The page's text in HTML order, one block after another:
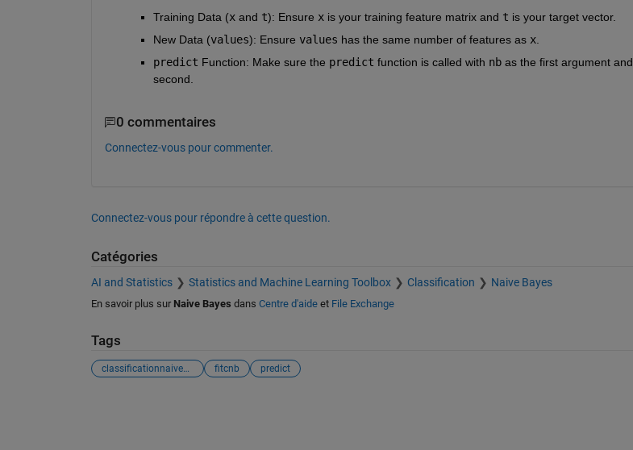
Training Data (x and t): Ensure x is your training feature matrix and t is your target vector.
New Data (values): Ensure values has the same number of features as x.
predict Function: Make sure the predict function is called with nb as the first argument and
second.
0 commentaires
Connectez-vous pour commenter.
Connectez-vous pour répondre à cette question.
Catégories
AI and Statistics Statistics and Machine Learning Toolbox Classification Naive Bayes
En savoir plus sur Naive Bayes dans Centre d'aideet File Exchange
Tags
classificationnaivebayes fitcnb predict